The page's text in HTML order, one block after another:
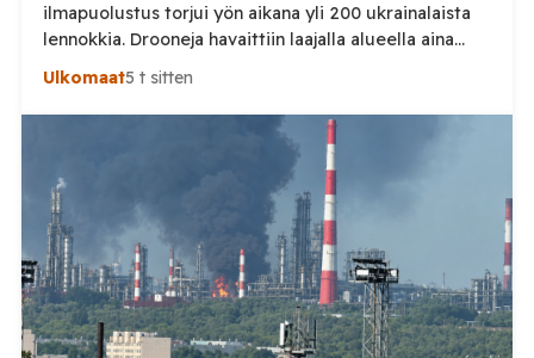
ilmapuolustus torjui yön aikana yli 200 ukrainalaista
lennokkia. Drooneja havaittiin laajalla alueella aina
Uralille asti. Venäjän puolustusministeriön virallisen
yhteensä 203 ukrainalaista kiinteäsiipistä
miehittämätöntä ilma-alusta torstai-illan 6. elokuuta
ja perjantaiaamun 7. elokuuta välisenä aikana.
Ministeriön ilmoitus koskee aikaväliä kello 20–08
Moskovan aikaa. Ministeriön mukaan drooneja
torjuttiin […]
Ulkomaat5 t sitten